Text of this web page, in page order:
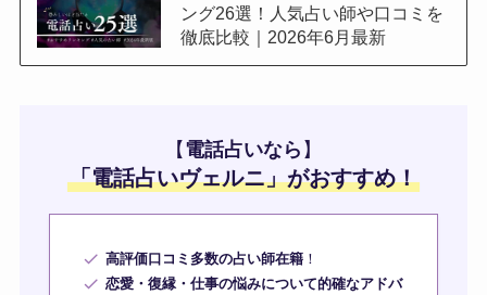
ング26選！人気占い師や口コミを
徹底比較｜2026年6月最新
【 電話占いなら 】
「電話占いヴェルニ」がおすすめ！
高評価口コミ多数の占い師在籍 ！
恋愛・復縁・仕事の悩みについて的確なアドバ